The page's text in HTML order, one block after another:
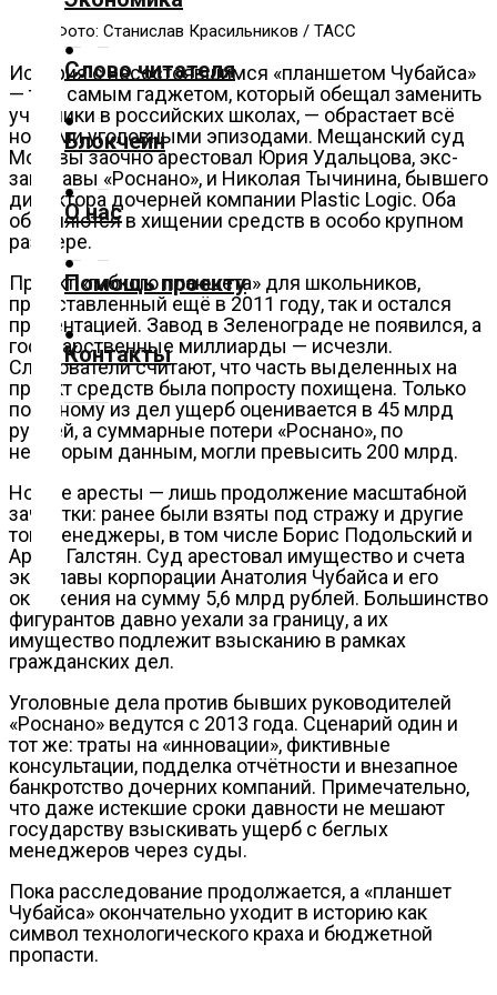
Культура
Технологии
Экономика
Слово
читателя
Блокчейн
О
нас
Помощь
Контакты
Слово читателя
Блокчейн
О нас
Помощь проекту
Контакты
Фото: Станислав Красильников / ТАСС
История с несостоявшимся «планшетом Чубайса»
— тем самым гаджетом, который обещал заменить
учебники в российских школах, — обрастает всё
новыми уголовными эпизодами. Мещанский суд
Москвы заочно арестовал Юрия Удальцова, экс-
замглавы «Роснано», и Николая Тычинина, бывшего
директора дочерней компании Plastic Logic. Оба
обвиняются в хищении средств в особо крупном
размере.
Проект «гибкого планшета» для школьников,
представленный ещё в 2011 году, так и остался
презентацией. Завод в Зеленограде не появился, а
государственные миллиарды — исчезли.
Следователи считают, что часть выделенных на
проект средств была попросту похищена. Только
по одному из дел ущерб оценивается в 45 млрд
рублей, а суммарные потери «Роснано», по
некоторым данным, могли превысить 200 млрд.
Новые аресты — лишь продолжение масштабной
зачистки: ранее были взяты под стражу и другие
топ-менеджеры, в том числе Борис Подольский и
Артур Галстян. Суд арестовал имущество и счета
экс-главы корпорации Анатолия Чубайса и его
окружения на сумму 5,6 млрд рублей. Большинство
фигурантов давно уехали за границу, а их
имущество подлежит взысканию в рамках
гражданских дел.
Уголовные дела против бывших руководителей
«Роснано» ведутся с 2013 года. Сценарий один и
тот же: траты на «инновации», фиктивные
консультации, подделка отчётности и внезапное
банкротство дочерних компаний. Примечательно,
что даже истекшие сроки давности не мешают
государству взыскивать ущерб с беглых
менеджеров через суды.
Пока расследование продолжается, а «планшет
Чубайса» окончательно уходит в историю как
символ технологического краха и бюджетной
пропасти.